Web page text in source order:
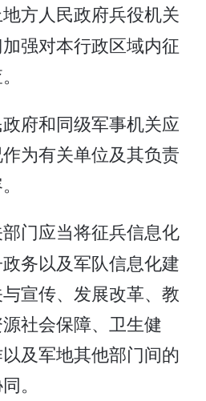
方人民政府兵役机关
强对本行政区域内征
府和同级军事机关应
为有关单位及其负责
门应当将征兵信息化
务以及军队信息化建
宣传、发展改革、教
社会保障、卫生健
及军地其他部门间的
。